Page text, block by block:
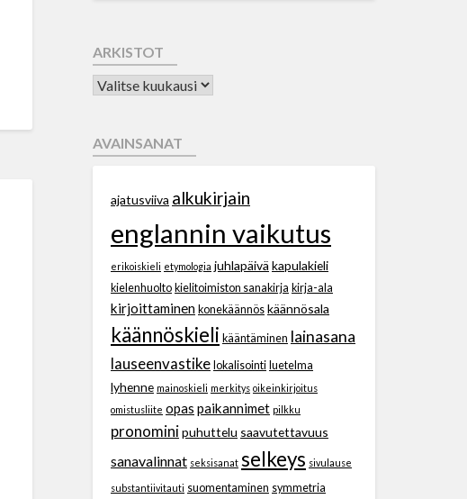
ARKISTOT
AVAINSANAT
ajatusviiva alkukirjain
englannin vaikutus
erikoiskieli etymologia juhlapäivä kapulakieli
kielenhuolto kielitoimiston sanakirja kirja-ala
kirjoittaminen konekäännös käännösala
käännöskieli kääntäminen lainasana
lauseenvastike lokalisointi luetelma
lyhenne mainoskieli merkitys oikeinkirjoitus
omistusliite opas paikannimet pilkku
pronominipuhuttelu saavutettavuus
sanavalinnat seksisanat selkeys sivulause
substantiivitauti suomentaminen symmetria